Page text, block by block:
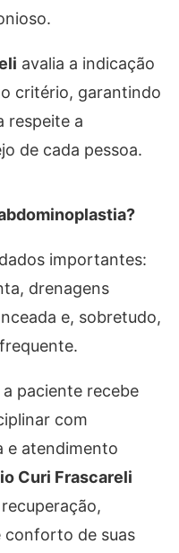
avalia a indicação
critério, garantindo
respeite a
de cada pessoa.
importantes:
drenagens
e, sobretudo,
a paciente recebe
com
e atendimento
Curi Frascareli
conforto de suas